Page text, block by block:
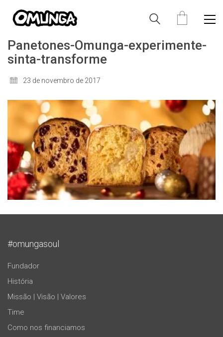
Panetones-Omunga-experimente-
sinta-transforme
23 de novembro de 2017
#omungasoul
Fundador
História
Missão | Visão | Valores
Time
Como nos financiamos